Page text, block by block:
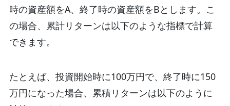
時の資産額をA、終了時の資産額をBとします。こ
の場合、累計リターンは以下のような指標で計算
できます。
たとえば、投資開始時に100万円で、終了時に150
万円になった場合、累積リターンは以下のように